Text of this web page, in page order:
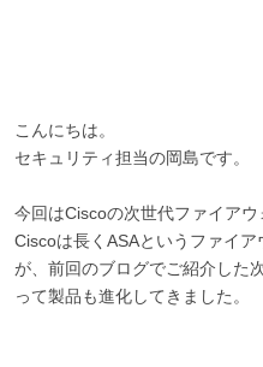
こんにちは。
セキュリティ担当の岡島です。
今回はCiscoの次世代ファイアウ
Ciscoは長くASAというファイ
が、前回のブログでご紹介した
って製品も進化してきました。